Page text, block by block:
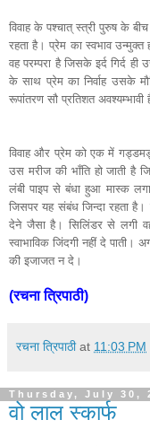
विवाह के पश्चात् स्त्री पुरुष के
रहता है। प्रेम का स्वभाव
वह परम्परा है जिसके इर्द गिर्द
के साथ प्रेम का निर्वाह उसके
रूपांतरण सौ प्रतिशत अवश्यम्भावी
विवाह और प्रेम को एक में
उस मरीज की भाँति हो जाती
लंबी पाइप से बंधा हुआ मास्क लगा
जिसपर यह संबंध जिन्दा रहता
देने जैसा है। सिलिंडर से लगी
स्वाभाविक जिंदगी नहीं दे पाती।
की इजाजत न दे।
(रचना त्रिपाठी)
रचना त्रिपाठी at 11:03 PM
Thursday, July 30,
वो लाल स्कार्फ